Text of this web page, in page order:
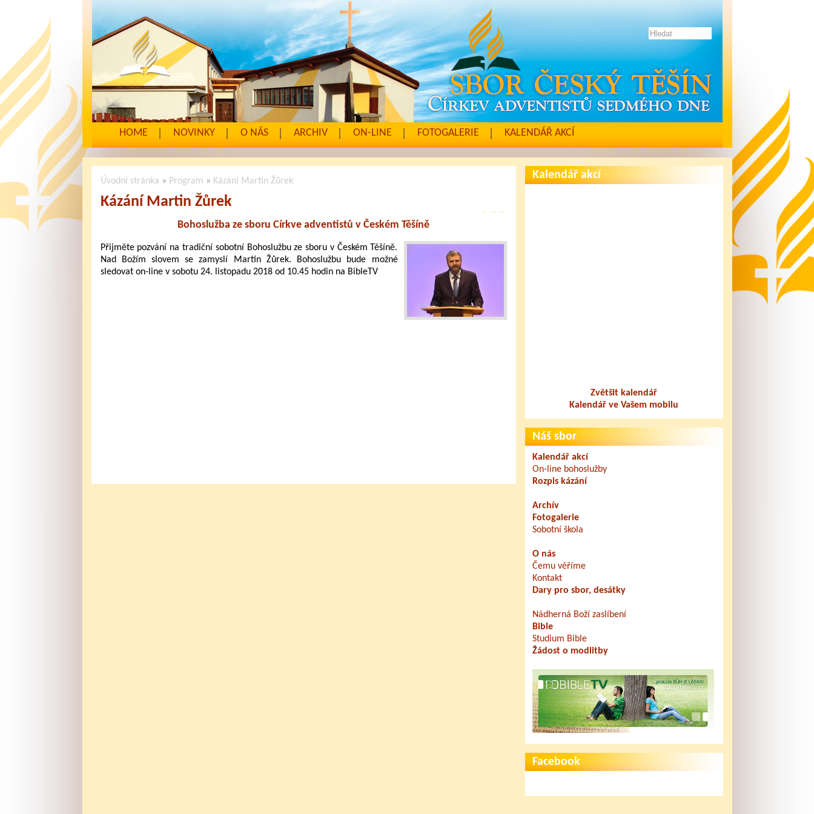
HOME NOVINKY O NÁS ARCHIV ON-LINE FOTOGALERIE KALENDÁŘ AKCÍ
Úvodní stránka » Program » Kázání Martin Žůrek
Kázání Martin Žůrek
Bohoslužba ze sboru Církve adventistů v Českém Těšíně
Přijměte pozvání na tradiční sobotní Bohoslužbu ze sboru v Českém Těšíně.
Nad Božím slovem se zamyslí Martin Žůrek. Bohoslužbu bude možné
sledovat on-line v sobotu 24. listopadu 2018 od 10.45 hodin na BibleTV
Kalendář akcí
Zvětšit kalendář
Kalendář ve Vašem mobilu
Náš sbor
Kalendář akcí
On-line bohoslužby
Rozpis kázání
Archív
Fotogalerie
Sobotní škola
O nás
Čemu věříme
Kontakt
Dary pro sbor, desátky
Nádherná Boží zaslíbení
Bible
Studium Bible
Žádost o modlitby
Facebook